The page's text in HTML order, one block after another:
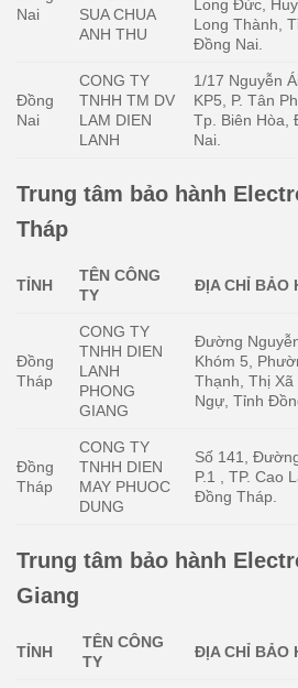
Nai
SUA CHUA
ANH THU
Long Đức,
Long Thành,
Đồng Nai.
Đồng
Nai
CONG TY
TNHH TM DV
LAM DIEN
LANH
1/17 Nguyễn
KP5, P. Tân
Tp. Biên Hòa,
Nai.
Trung tâm bảo hành
Tháp
TỈNH
TÊN CÔNG
TY
ĐỊA CHỈ BẢO
Đồng
Tháp
CONG TY
TNHH DIEN
LANH
PHONG
GIANG
Đường
Khóm 5,
Thạnh, Thị Xã
Ngự, Tỉnh
Đồng
Tháp
CONG TY
TNHH DIEN
MAY PHUOC
DUNG
Số 141,
P.1 , TP. Cao
Đồng Tháp.
Trung tâm bảo hành
Giang
TỈNH
TÊN CÔNG
TY
ĐỊA CHỈ BẢO